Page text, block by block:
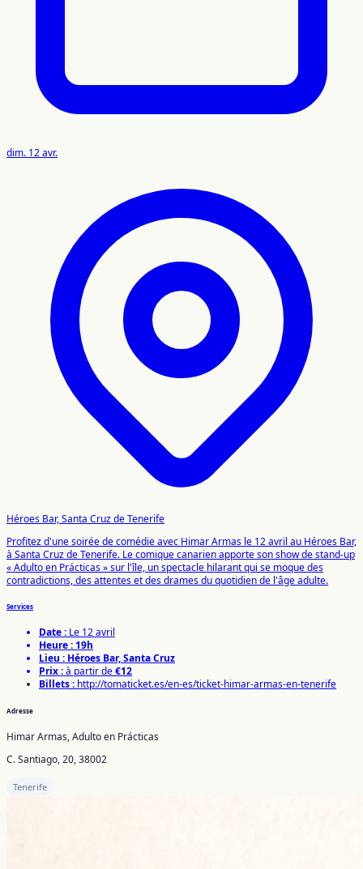
dim. 12 avr.
Héroes Bar, Santa Cruz de Tenerife
Profitez d'une soirée de comédie avec Himar Armas le 12 avril au Héroes Bar,
à Santa Cruz de Tenerife. Le comique canarien apporte son show de stand-up
« Adulto en Prácticas » sur l'île, un spectacle hilarant qui se moque des
contradictions, des attentes et des drames du quotidien de l'âge adulte.
Services
Date : Le 12 avril
Heure :19h
Lieu : Héroes Bar, Santa Cruz
Prix :à partir de€12
Billets : http://tomaticket.es/en-es/ticket-himar-armas-en-tenerife
Adresse
Himar Armas, Adulto en Prácticas
C. Santiago, 20, 38002
Tenerife